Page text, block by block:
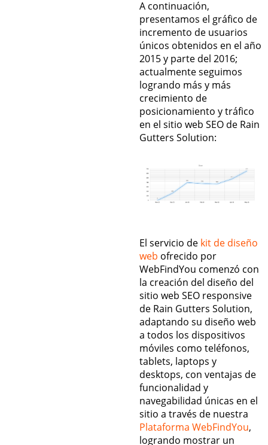
A continuación,
presentamos el gráfico de
incremento de usuarios
únicos obtenidos en el año
2015 y parte del 2016;
actualmente seguimos
logrando más y más
crecimiento de
posicionamiento y tráfico
en el sitio web SEO de Rain
Gutters Solution:
El servicio de kit de diseño
web ofrecido por
WebFindYou comenzó con
la creación del diseño del
sitio web SEO responsive
de Rain Gutters Solution,
adaptando su diseño web
a todos los dispositivos
móviles como teléfonos,
tablets, laptops y
desktops, con ventajas de
funcionalidad y
navegabilidad únicas en el
sitio a través de nuestra
Plataforma WebFindYou,
logrando mostrar un